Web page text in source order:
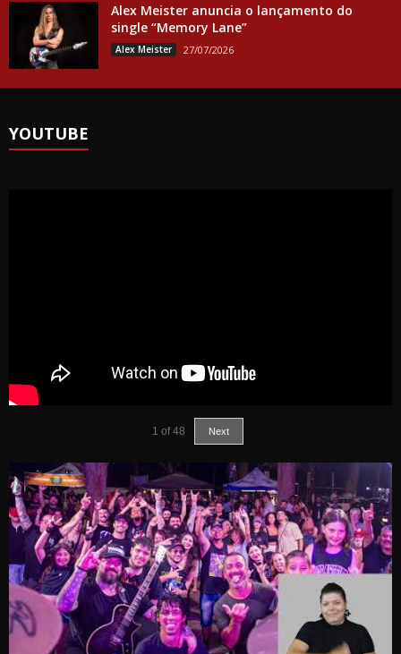
Alex Meister anuncia o lançamento do
single “Memory Lane”
Alex Meister 27/07/2026
YOUTUBE
1 of 48 Next